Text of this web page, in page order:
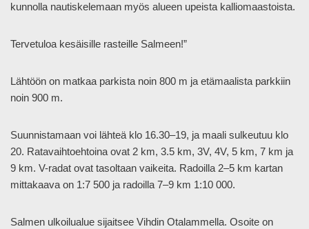
kunnolla nautiskelemaan myös alueen upeista kalliomaastoista.
Tervetuloa kesäisille rasteille Salmeen!”
Lähtöön on matkaa parkista noin 800 m ja etämaalista parkkiin
noin 900 m.
Suunnistamaan voi lähteä klo 16.30–19, ja maali sulkeutuu klo
20. Ratavaihtoehtoina ovat 2 km, 3.5 km, 3V, 4V, 5 km, 7 km ja
9 km. V-radat ovat tasoltaan vaikeita. Radoilla 2–5 km kartan
mittakaava on 1:7 500 ja radoilla 7–9 km 1:10 000.
Salmen ulkoilualue sijaitsee Vihdin Otalammella. Osoite on